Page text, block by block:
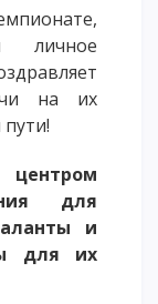
на их
для
и
для их